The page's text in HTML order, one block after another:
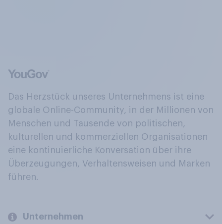
Das Herzstück unseres Unternehmens ist eine
globale Online-Community, in der Millionen von
Menschen und Tausende von politischen,
kulturellen und kommerziellen Organisationen
eine kontinuierliche Konversation über ihre
Überzeugungen, Verhaltensweisen und Marken
führen.
Unternehmen